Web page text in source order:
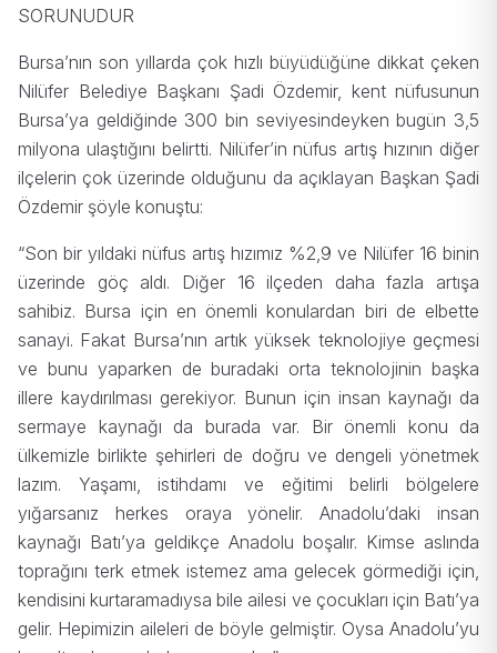
SORUNUDUR
Bursa’nın son yıllarda çok hızlı büyüdüğüne dikkat çeken
Nilüfer Belediye Başkanı Şadi Özdemir, kent nüfusunun
Bursa’ya geldiğinde 300 bin seviyesindeyken bugün 3,5
milyona ulaştığını belirtti. Nilüfer’in nüfus artış hızının diğer
ilçelerin çok üzerinde olduğunu da açıklayan Başkan Şadi
Özdemir şöyle konuştu:
“Son bir yıldaki nüfus artış hızımız %2,9 ve Nilüfer 16 binin
üzerinde göç aldı. Diğer 16 ilçeden daha fazla artışa
sahibiz. Bursa için en önemli konulardan biri de elbette
sanayi. Fakat Bursa’nın artık yüksek teknolojiye geçmesi
ve bunu yaparken de buradaki orta teknolojinin başka
illere kaydırılması gerekiyor. Bunun için insan kaynağı da
sermaye kaynağı da burada var. Bir önemli konu da
ülkemizle birlikte şehirleri de doğru ve dengeli yönetmek
lazım. Yaşamı, istihdamı ve eğitimi belirli bölgelere
yığarsanız herkes oraya yönelir. Anadolu’daki insan
kaynağı Batı’ya geldikçe Anadolu boşalır. Kimse aslında
toprağını terk etmek istemez ama gelecek görmediği için,
kendisini kurtaramadıysa bile ailesi ve çocukları için Batı’ya
gelir. Hepimizin aileleri de böyle gelmiştir. Oysa Anadolu’yu